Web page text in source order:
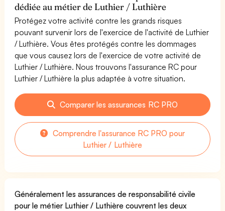
dédiée au métier de Luthier / Luthière
Protégez votre activité contre les grands risques
pouvant survenir lors de l'exercice de l'activité de Luthier
/ Luthière. Vous êtes protégés contre les dommages
que vous causez lors de l'exercice de votre activité de
Luthier / Luthière. Nous trouvons l'assurance RC pour
Luthier / Luthière la plus adaptée à votre situation.
Comparer les assurances RC PRO
Comprendre l'assurance RC PRO pour
Luthier / Luthière
Généralement les assurances de responsabilité civile
pour le métier Luthier / Luthière couvrent les deux